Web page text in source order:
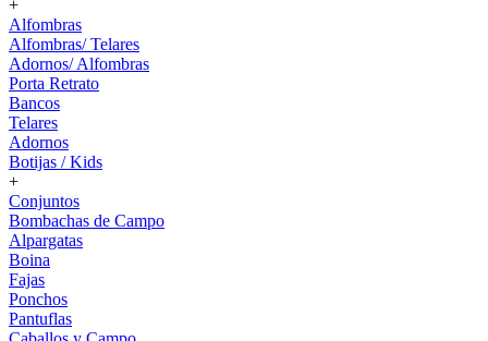
+
Alfombras
Alfombras/ Telares
Adornos/ Alfombras
Porta Retrato
Bancos
Telares
Adornos
Botijas / Kids
+
Conjuntos
Bombachas de Campo
Alpargatas
Boina
Fajas
Ponchos
Pantuflas